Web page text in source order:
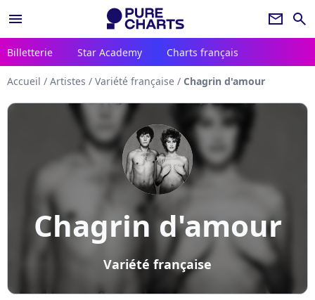
menu newsletter search
Billetterie Star Academy Charts français
Accueil / Artistes / Variété française / Chagrin d'amour
Chagrin d'amour
Variété française